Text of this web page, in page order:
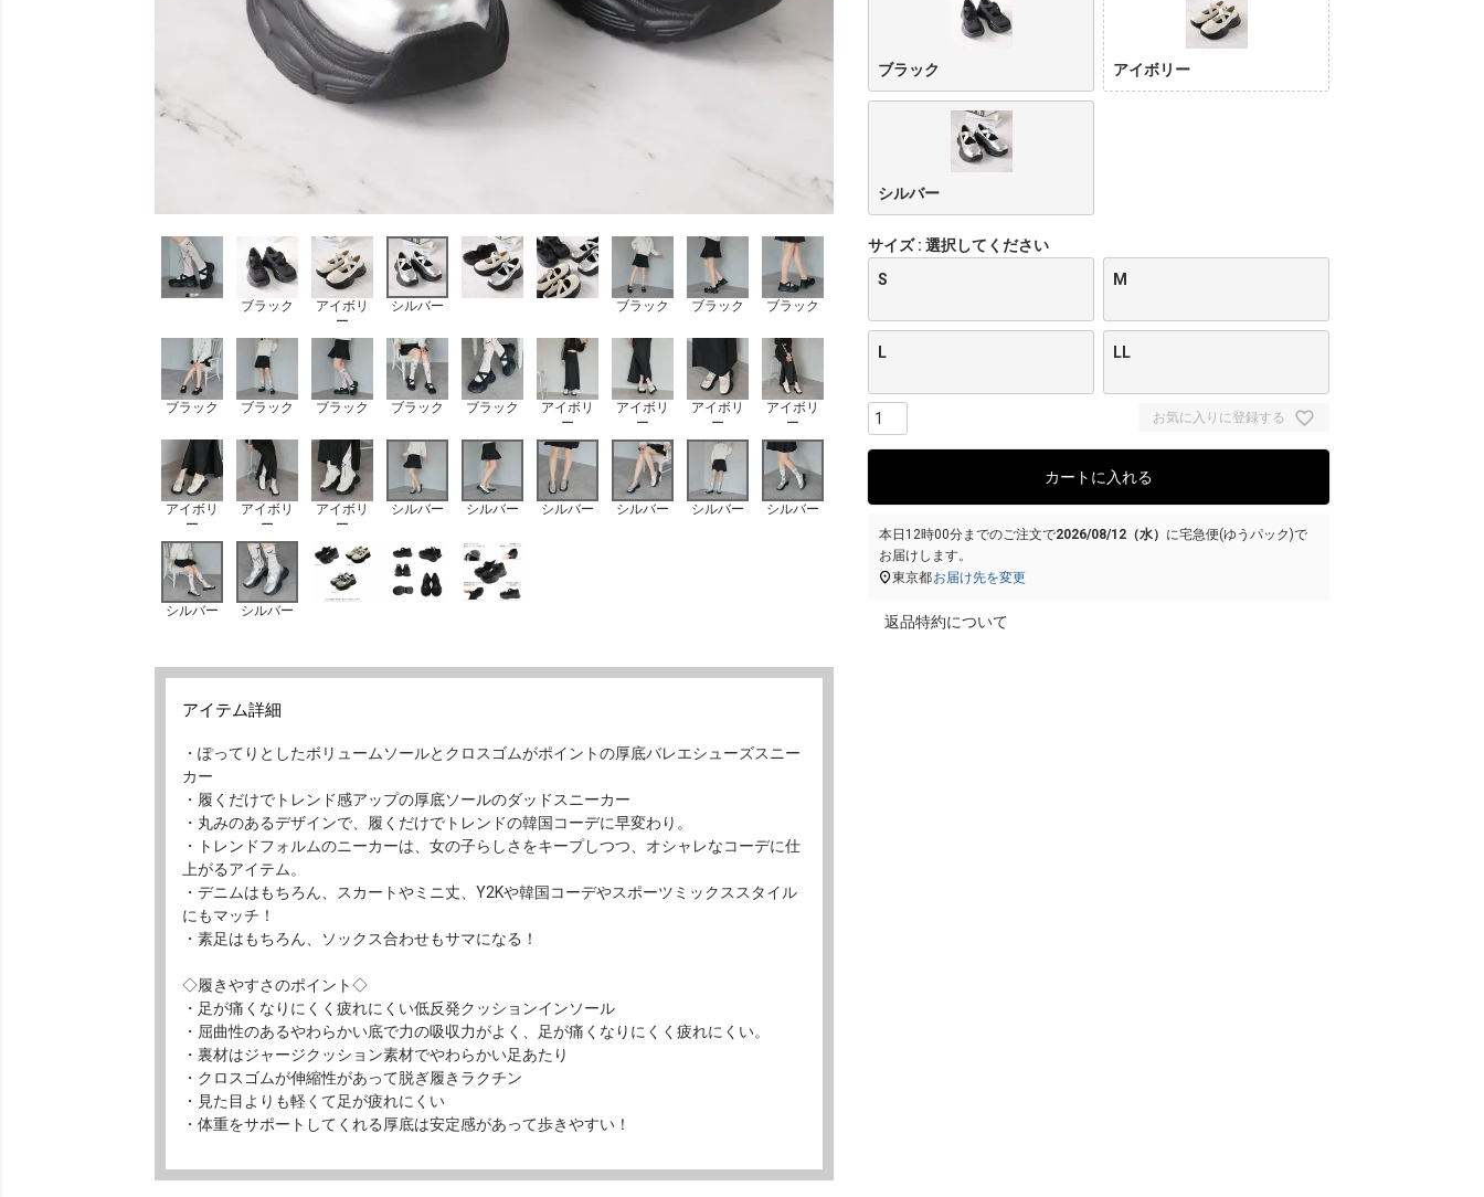
ブラック
アイボリ
ー
シルバー ブラック ブラック ブラック
ブラック ブラック ブラック ブラック ブラック
アイボリ
ー
アイボリ
ー
アイボリ
ー
アイボリ
ー
アイボリ
ー
アイボリ
ー
アイボリ
ー
シルバー シルバー シルバー シルバー シルバー シルバー
シルバー シルバー
アイテム詳細
・ぽってりとしたボリュームソールとクロスゴムがポイントの厚底バレエシューズスニー
カー
・履くだけでトレンド感アップの厚底ソールのダッドスニーカー
・丸みのあるデザインで、履くだけでトレンドの韓国コーデに早変わり。
・トレンドフォルムのニーカーは、女の子らしさをキープしつつ、オシャレなコーデに仕
上がるアイテム。
・デニムはもちろん、スカートやミニ丈、Y2Kや韓国コーデやスポーツミックススタイル
にもマッチ！
・素足はもちろん、ソックス合わせもサマになる！
◇履きやすさのポイント◇
・足が痛くなりにくく疲れにくい低反発クッションインソール
・屈曲性のあるやわらかい底で力の吸収力がよく、足が痛くなりにくく疲れにくい。
・裏材はジャージクッション素材でやわらかい足あたり
・クロスゴムが伸縮性があって脱ぎ履きラクチン
・見た目よりも軽くて足が疲れにくい
・体重をサポートしてくれる厚底は安定感があって歩きやすい！
ブラック アイボリー
シルバー
サイズ
選択してください
S
M
L LL
お気に入りに登録する
カートに入れる
本日 12時00分までのご注文で2026/08/12（水） に宅急便(ゆうパック)で
お届けします。
東京都お届け先を変更
返品特約について